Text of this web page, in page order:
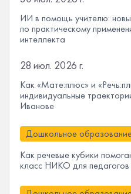
ИИ в помощь учителю:
по практическому
интеллекта
28 июл. 2026 г.
Как «Мате:плюс» и
индивидуальные
Иванове
Дошкольное
Как речевые кубики
класс НИКО для